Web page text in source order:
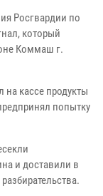
Росгвардии по
который
Коммаш г.
на кассе продукты
попытку
и доставили в